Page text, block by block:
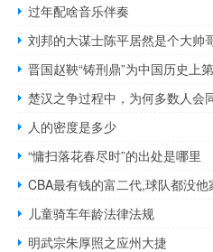
过年配啥音乐伴奏
刘邦的大谋士陈平居然是个大帅
晋国赵鞅“铸刑鼎”为中国历史上
楚汉之争过程中，为何多数人会
人的密度是多少
“慵扫落花春尽时”的出处是哪里
儿童骑车年龄法律法规
明武宗朱厚照之应州大捷